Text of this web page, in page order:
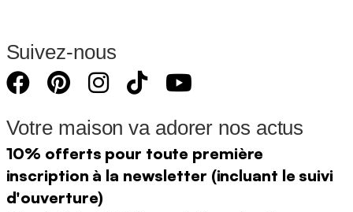
Suivez-nous
Votre maison va adorer nos actus
10% offerts pour toute première
inscription à la newsletter (incluant le suivi
d'ouverture)